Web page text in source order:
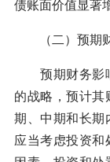
债账面价值显著
（二）预期财
预期财务影响
的战略，预计其
期、中期和长期
应当考虑投资和